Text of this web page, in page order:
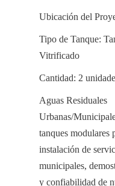
Ubicación del
Tipo de Tanque:
Vitrificado
Cantidad: 2
Aguas Residuales
Urbanas/
tanques modulares
instalación de
municipales,
y confiabilidad de